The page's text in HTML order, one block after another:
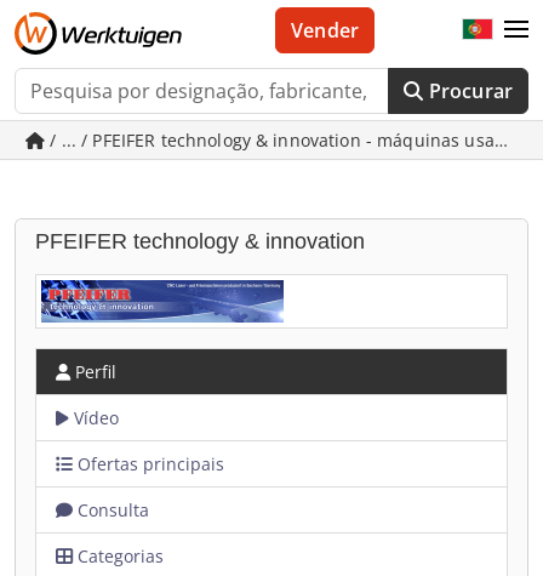
Procurar
Vender
/ ... / PFEIFER technology & innovation - máquinas usadas
PFEIFER technology & innovation
Perfil
Vídeo
Ofertas principais
Consulta
Categorias